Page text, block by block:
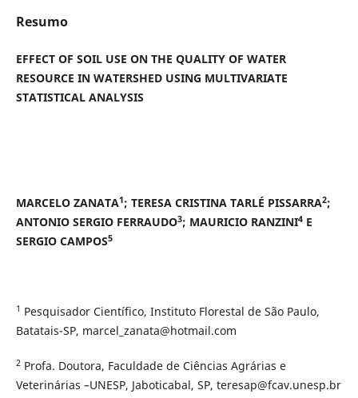
Resumo
EFFECT OF SOIL USE ON THE QUALITY OF WATER
RESOURCE IN WATERSHED USING MULTIVARIATE
STATISTICAL ANALYSIS
MARCELO ZANATA1; TERESA CRISTINA TARLÉ PISSARRA2;
ANTONIO SERGIO FERRAUDO3; MAURICIO RANZINI4E
SERGIO CAMPOS5
1 Pesquisador Científico, Instituto Florestal de São Paulo,
Batatais-SP, marcel_zanata@hotmail.com
2Profa. Doutora, Faculdade de Ciências Agrárias e
Veterinárias –UNESP, Jaboticabal, SP, teresap@fcav.unesp.br